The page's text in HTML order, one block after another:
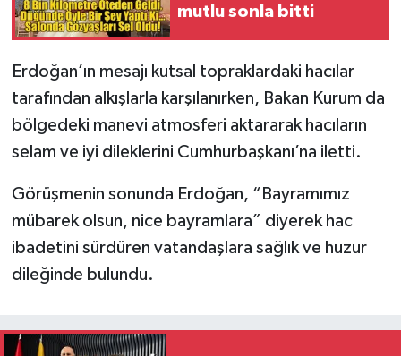
mutlu sonla bitti
Erdoğan’ın mesajı kutsal topraklardaki hacılar
tarafından alkışlarla karşılanırken, Bakan Kurum da
bölgedeki manevi atmosferi aktararak hacıların
selam ve iyi dileklerini Cumhurbaşkanı’na iletti.
Görüşmenin sonunda Erdoğan, “Bayramımız
mübarek olsun, nice bayramlara” diyerek hac
ibadetini sürdüren vatandaşlara sağlık ve huzur
dileğinde bulundu.